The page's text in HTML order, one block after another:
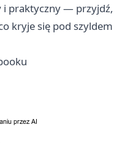
i praktyczny — przyjdź,
kryje się pod szyldem